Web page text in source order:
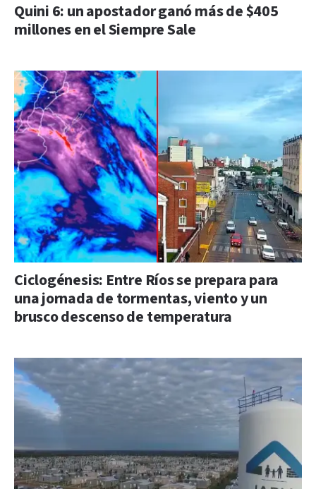
Quini 6: un apostador ganó más de $405
millones en el Siempre Sale
Ciclogénesis: Entre Ríos se prepara para
una jornada de tormentas, viento y un
brusco descenso de temperatura